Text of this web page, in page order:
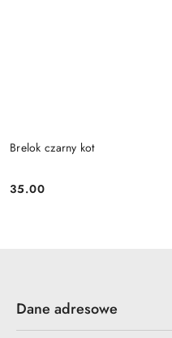
Brelok czarny kot
Cena:
35.00
Dane adresowe